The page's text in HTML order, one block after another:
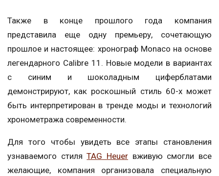
Также в конце прошлого года компания
представила еще одну премьеру, сочетающую
прошлое и настоящее: хронограф Monaco на основе
легендарного Calibre 11. Новые модели в вариантах
с синим и шоколадным циферблатами
демонстрируют, как роскошный стиль 60-х может
быть интерпретирован в тренде моды и технологий
хронометража современности.
Для того чтобы увидеть все этапы становления
узнаваемого стиляTAG Heuer вживую смогли все
желающие, компания организовала специальную